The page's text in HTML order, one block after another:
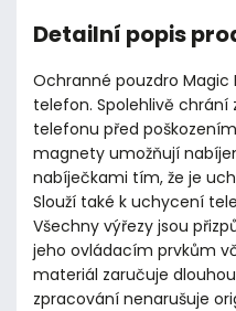
Detailní popis
Ochranné pouzdro
telefon. Spolehlivě
telefonu před
magnety umožňují
nabíječkami tím, že je
Slouží také k uchycení
Všechny výřezy jsou
jeho ovládacím prvkům
materiál zaručuje
zpracování nenarušuje